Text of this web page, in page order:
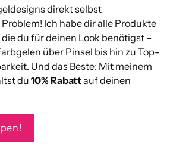
direkt selbst
Ich habe dir alle Produkte
du für deinen Look benötigst –
über Pinsel bis hin zu Top-
Und das Beste: Mit meinem
du 10% Rabattauf deinen